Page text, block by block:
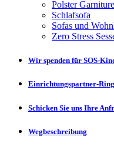
Polster
Schlafsofa
Sofas und
Zero Stress
Wir spenden für SOS-
Einrichtungspartner-Ring
Schicken Sie uns Ihre
Wegbeschreibung